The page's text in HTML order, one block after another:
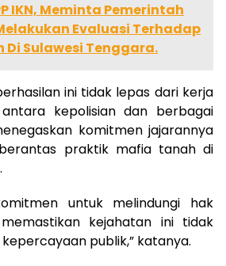
IKN, Meminta Pemerintah
Evaluasi Terhadap
Sulawesi Tenggara.
ini tidak lepas dari kerja
kepolisian dan berbagai
komitmen jajarannya
praktik mafia tanah di
untuk melindungi hak
kejahatan ini tidak
publik,” katanya.